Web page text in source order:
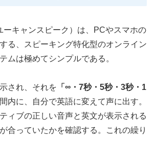
ーキャンスピーク）は、PCやスマホの
る、スピーキング特化型のオンライン
ムは極めてシンプルである。
され、それを 「∞・7秒・5秒・3秒・1
内に、自分で英語に変えて声に出す。
ィブの正しい音声と英文が表示される
合っていたかを確認する。これの繰り